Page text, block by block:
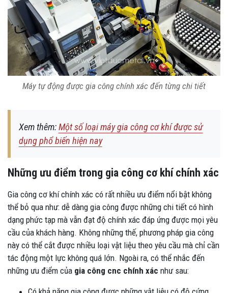
Máy tự động được gia công chính xác đến từng chi tiết
Xem thêm:Một số loại máy gia công cơ khí được sử
dụng phổ biến hiện nay
Những ưu điểm trong gia công cơ khí chính xác
Gia công cơ khí chính xác có rất nhiều ưu điểm nổi bật không
thể bỏ qua như: dễ dàng gia công được những chi tiết có hình
dạng phức tạp mà vẫn đạt độ chính xác đáp ứng được mọi yêu
cầu của khách hàng. Không những thế, phương pháp gia công
này có thể cắt được nhiều loại vật liệu theo yêu cầu mà chỉ cần
tác động một lực không quá lớn. Ngoài ra, có thể nhắc đến
những ưu điểm của gia công cnc chính xác như sau: